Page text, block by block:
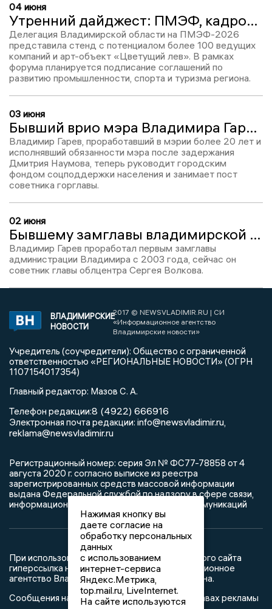
04 июня
Утренний дайджест: ПМЭФ, кадровые перестановки и конкурс за 1,5 млн
Делегация Владимирской области на ПМЭФ-2026
представила стенд с потенциалом более 100 ведущих
компаний и арт-объект «Цветущий лев». В рамках
форума планируется подписание соглашений по
развитию промышленности, спорта и туризма региона.
03 июня
Бывший врио мэра Владимира Гарев возглавил горфонд соцподдержки населения
Владимир Гарев, проработавший в мэрии более 20 лет и
исполнявший обязанности мэра после задержания
Дмитрия Наумова, теперь руководит городским
фондом соцподдержки населения и занимает пост
советника горглавы.
02 июня
Бывшему замглавы владимирской мэрии Владимиру Гареву вручили медаль «За трудовые заслуги»
Владимир Гарев проработал первым замглавы
администрации Владимира с 2003 года, сейчас он
советник главы облцентра Сергея Волкова.
ВЛАДИМИРСКИЕ
НОВОСТИ
2017 © NEWSVLADIMIR.RU | СИ
«Информационное агентство
Владимирские новости»
Учредитель (соучредители): Общество с ограниченной
ответственностью «РЕГИОНАЛЬНЫЕ НОВОСТИ» (ОГРН
1107154017354)
Главный редактор: Мазов С. А.
Телефон редакции:8 (4922) 666916
Электронная почта редакции: info@newsvladimir.ru,
reklama@newsvladimir.ru
Регистрационный номер: серия Эл № ФС77-78858 от 4
августа 2020 г. согласно выписке из реестра
зарегистрированных средств массовой информации
выдана Федеральной службой по надзору в сфере связи,
информационных технологий и массовых коммуникаций
При использовании любого материала с данного сайта
гиперссылка на Сетевое издание «Информационное
агентство Владимирские новости» обязательна.
Сообщения на сером фоне размещены на правах рекламы
Нажимая кнопку вы
даете согласие на
обработку персональных
данных
с использованием
интернет-сервиса
Яндекс.Метрика,
top.mail.ru, LiveInternet.
На сайте используются